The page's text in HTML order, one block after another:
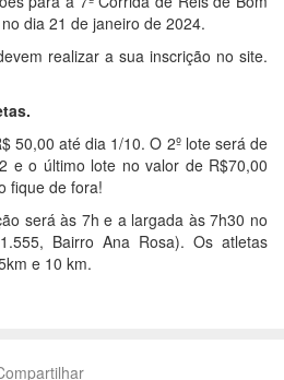
dia 21 de janeiro de 2024.
realizar a sua inscrição no site.
50,00 até dia 1/10. O 2º lote será de
e o último lote no valor de R$70,00
fique de fora!
será às 7h e a largada às 7h30 no
Bairro Ana Rosa). Os atletas
e 10 km.